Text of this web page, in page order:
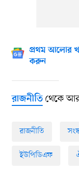
প্রথম আলোর
করুন
রাজনীতিথেকে
রাজনীতি
ইউপিডিএফ